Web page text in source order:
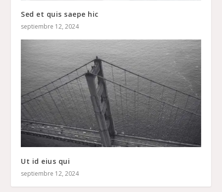
Sed et quis saepe hic
septiembre 12, 2024
Ut id eius qui
septiembre 12, 2024